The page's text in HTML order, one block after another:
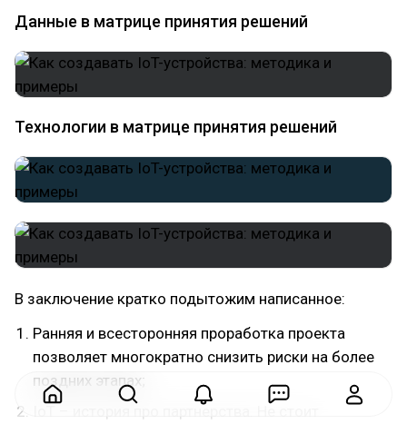
Данные в матрице принятия решений
Технологии в матрице принятия решений
В заключение кратко подытожим написанное:
Ранняя и всесторонняя проработка проекта
позволяет многократно снизить риски на более
поздних этапах;
IoT – история про партнерства. Не стоит